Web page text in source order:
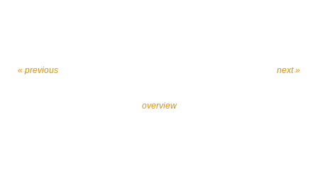
« previous
overview
next »